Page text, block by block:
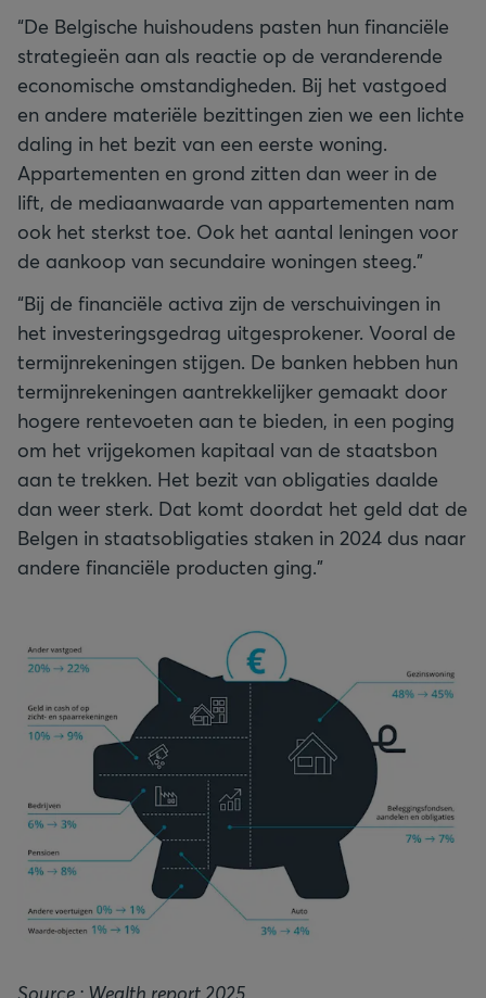
“De Belgische huishoudens pasten hun financiële
strategieën aan als reactie op de veranderende
economische omstandigheden. Bij het vastgoed
en andere materiële bezittingen zien we een lichte
daling in het bezit van een eerste woning.
Appartementen en grond zitten dan weer in de
lift, de mediaanwaarde van appartementen nam
ook het sterkst toe. Ook het aantal leningen voor
de aankoop van secundaire woningen steeg.”
“Bij de financiële activa zijn de verschuivingen in
het investeringsgedrag uitgesprokener. Vooral de
termijnrekeningen stijgen. De banken hebben hun
termijnrekeningen aantrekkelijker gemaakt door
hogere rentevoeten aan te bieden, in een poging
om het vrijgekomen kapitaal van de staatsbon
aan te trekken. Het bezit van obligaties daalde
dan weer sterk. Dat komt doordat het geld dat de
Belgen in staatsobligaties staken in 2024 dus naar
andere financiële producten ging.”